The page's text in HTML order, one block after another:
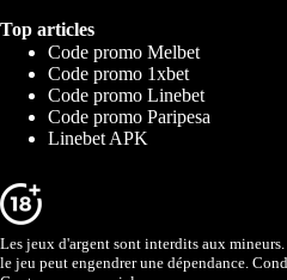
Top articles
Code promo Melbet
Code promo 1xbet
Code promo Linebet
Code promo Paripesa
Linebet APK
Les jeux d'argent sont interdits aux
le jeu peut engendrer une dépendance.